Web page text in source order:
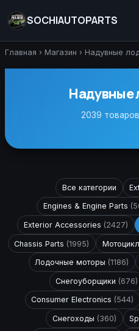
SOCHIAUTOPARTS
Главная › Магазин › Надувные
Надувные
2039
Все категории
Engines & Engine Parts
Exterior Accessories (2427)
Chassis Parts (1995)
Лодочные моторы (1186)
Снегоуборщики (676)
Consumer Electronics (544)
Снегоходы (360)